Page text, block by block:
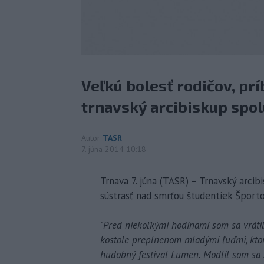
Veľkú bolesť rodičov,
trnavský arcibiskup
Autor TASR
7. júna 2014 10:18
Trnava 7. júna (TASR) – Trnavský
sústrasť nad smrťou študentiek
"Pred niekoľkými hodinami som sa
kostole preplnenom mladými ľuďmi,
hudobný festival Lumen. Modlil som